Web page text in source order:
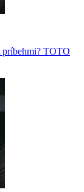
TOTO